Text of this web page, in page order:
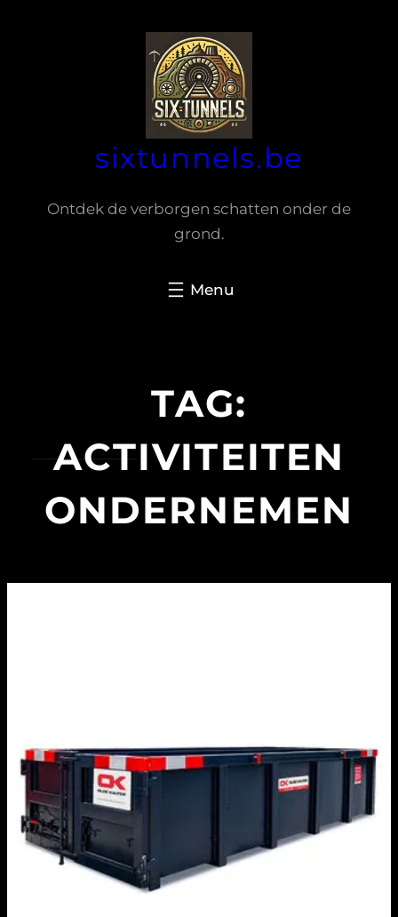
sixtunnels.be
Ontdek de verborgen schatten onder de
grond.
TAG:
ACTIVITEITEN
ONDERNEMEN